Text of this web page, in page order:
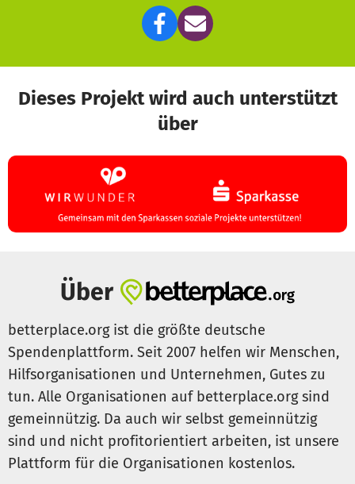
Dieses Projekt wird auch unterstützt
über
Über
betterplace.org ist die größte deutsche
Spendenplattform. Seit 2007 helfen wir Menschen,
Hilfsorganisationen und Unternehmen, Gutes zu
tun. Alle Organisationen auf betterplace.org sind
gemeinnützig. Da auch wir selbst gemeinnützig
sind und nicht profitorientiert arbeiten, ist unsere
Plattform für die Organisationen kostenlos.